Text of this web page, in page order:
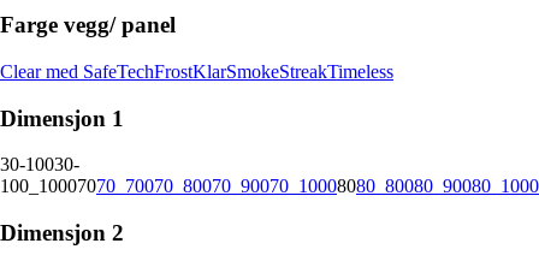
Farge vegg/ panel
Clear med SafeTechFrostKlarSmokeStreakTimeless
Dimensjon 1
30-10030-
100_10007070_70070_80070_90070_10008080_80080_90080_1000
Dimensjon 2